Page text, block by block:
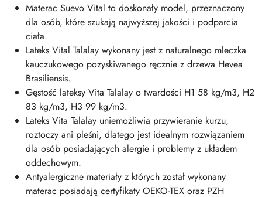
Materac Suevo Vital to doskonały model, przeznaczony
dla osób, które szukają najwyższej jakości i podparcia
ciała.
Lateks Vital Talalay wykonany jest z naturalnego mleczka
kauczukowego pozyskiwanego ręcznie z drzewa Hevea
Brasiliensis.
Gęstość lateksy Vita Talalay o twardości H1 58 kg/m3, H2
83 kg/m3, H3 99 kg/m3.
Lateks Vita Talalay uniemożliwia przywieranie kurzu,
roztoczy ani pleśni, dlatego jest idealnym rozwiązaniem
dla osób posiadających alergie i problemy z układem
oddechowym.
Antyalergiczne materiały z których został wykonany
materac posiadają certyfikaty OEKO-TEX oraz PZH